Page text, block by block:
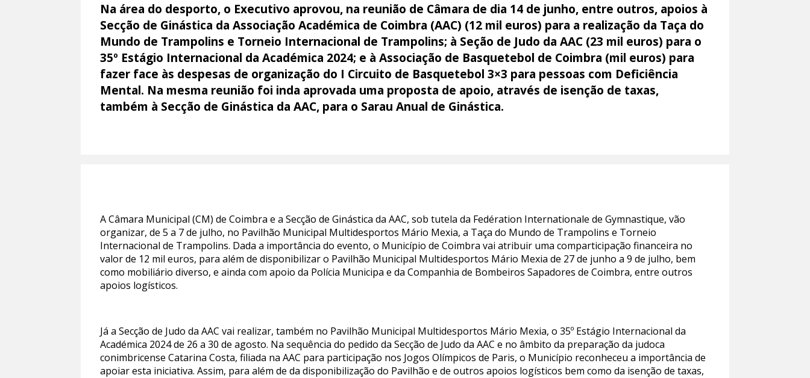
Na área do desporto, o Executivo aprovou, na reunião de Câmara de dia 14 de junho, entre outros, apoios à
Secção de Ginástica da Associação Académica de Coimbra (AAC) (12 mil euros) para a realização da Taça do
Mundo de Trampolins e Torneio Internacional de Trampolins; à Seção de Judo da AAC (23 mil euros) para o
35º Estágio Internacional da Académica 2024; e à Associação de Basquetebol de Coimbra (mil euros) para
fazer face às despesas de organização do I Circuito de Basquetebol 3×3 para pessoas com Deficiência
Mental. Na mesma reunião foi inda aprovada uma proposta de apoio, através de isenção de taxas,
também à Secção de Ginástica da AAC, para o Sarau Anual de Ginástica.
A Câmara Municipal (CM) de Coimbra e a Secção de Ginástica da AAC, sob tutela da Fedération Internationale de Gymnastique, vão
organizar, de 5 a 7 de julho, no Pavilhão Municipal Multidesportos Mário Mexia, a Taça do Mundo de Trampolins e Torneio
Internacional de Trampolins. Dada a importância do evento, o Município de Coimbra vai atribuir uma comparticipação financeira no
valor de 12 mil euros, para além de disponibilizar o Pavilhão Municipal Multidesportos Mário Mexia de 27 de junho a 9 de julho, bem
como mobiliário diverso, e ainda com apoio da Polícia Municipa e da Companhia de Bombeiros Sapadores de Coimbra, entre outros
apoios logísticos.
Já a Secção de Judo da AAC vai realizar, também no Pavilhão Municipal Multidesportos Mário Mexia, o 35º Estágio Internacional da
Académica 2024 de 26 a 30 de agosto. Na sequência do pedido da Secção de Judo da AAC e no âmbito da preparação da judoca
conimbricense Catarina Costa, filiada na AAC para participação nos Jogos Olímpicos de Paris, o Município reconheceu a importância de
apoiar esta iniciativa. Assim, para além de da disponibilização do Pavilhão e de outros apoios logísticos bem como da isenção de taxas,